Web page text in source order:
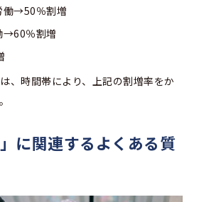
働→50％割増
→60％割増
、時間帯により、上記の割増率をか
に関連するよくある質